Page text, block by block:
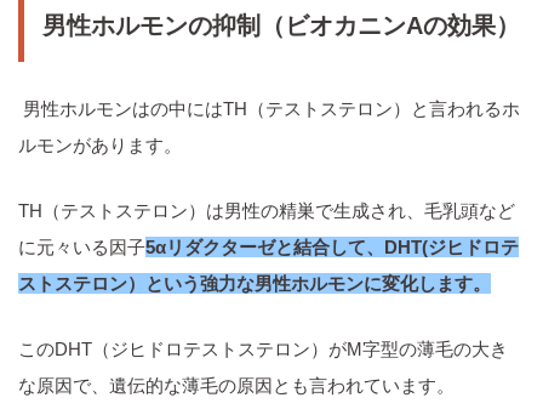
男性ホルモンの抑制（ビオカニンAの効果）
男性ホルモンはの中にはTH（テストステロン）と言われるホ
ルモンがあります。
TH（テストステロン）は男性の精巣で生成され、毛乳頭など
に元々いる因子5αリダクターゼと結合して、DHT(ジヒドロテ
ストステロン）という強力な男性ホルモンに変化します。
このDHT（ジヒドロテストステロン）がM字型の薄毛の大き
な原因で、遺伝的な薄毛の原因とも言われています。